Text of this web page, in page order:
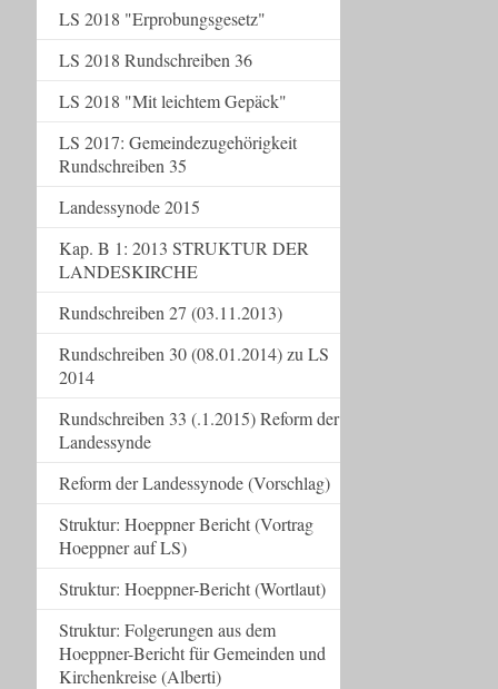
LS 2018 "Erprobungsgesetz"
LS 2018 Rundschreiben 36
LS 2018 "Mit leichtem Gepäck"
LS 2017: Gemeindezugehörigkeit
Rundschreiben 35
Landessynode 2015
Kap. B 1: 2013 STRUKTUR DER
LANDESKIRCHE
Rundschreiben 27 (03.11.2013)
Rundschreiben 30 (08.01.2014) zu LS
2014
Rundschreiben 33 (.1.2015) Reform der
Landessynde
Reform der Landessynode (Vorschlag)
Struktur: Hoeppner Bericht (Vortrag
Hoeppner auf LS)
Struktur: Hoeppner-Bericht (Wortlaut)
Struktur: Folgerungen aus dem
Hoeppner-Bericht für Gemeinden und
Kirchenkreise (Alberti)